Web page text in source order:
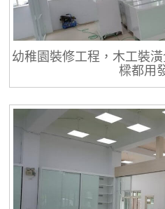
幼稚園裝修工程，木工裝
樑都用